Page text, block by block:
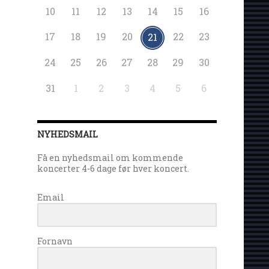
10 11 12 13 14 15 16
17 18 19 20 21 22 23
24 25 26 27 28 29 30
31 1 2 3 4 5 6
NYHEDSMAIL
Få en nyhedsmail om kommende
koncerter 4-6 dage før hver koncert.
Email
Fornavn